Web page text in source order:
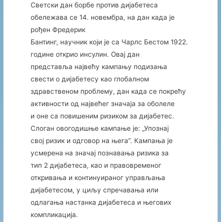
Светски дан борбе против дијабетеса
обележава се 14. новембра, на дан када је
рођен Фредерик
Бантинг, научник који је са Чарлс Бестом 1922.
године открио инсулин. Овај дан
представља највећу кампању подизања
свести о дијабетесу као глобалном
здравственом проблему, дан када се покрећу
активности од највећег значаја за оболеле
и оне са повишеним ризиком за дијабетес.
Слоган овогодишње кампање је: „Упознај
свој ризик и одговор на њега”. Кампања је
усмерена на значај познавања ризика за
тип 2 дијабетеса, као и правовременог
откривања и континуираног управљања
дијабетесом, у циљу спречавања или
одлагања настанка дијабетеса и његових
компликација.